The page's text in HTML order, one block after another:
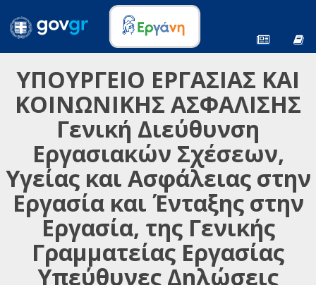
ΥΠΟΥΡΓΕΙΟ ΕΡΓΑΣΙΑΣ ΚΑΙ
ΚΟΙΝΩΝΙΚΗΣ ΑΣΦΑΛΙΣΗΣ
Γενική Διεύθυνση
Εργασιακών Σχέσεων,
Υγείας και Ασφάλειας στην
Εργασία και Ένταξης στην
Εργασία, της Γενικής
Γραμματείας Εργασίας
Υπεύθυνες Δηλώσεις